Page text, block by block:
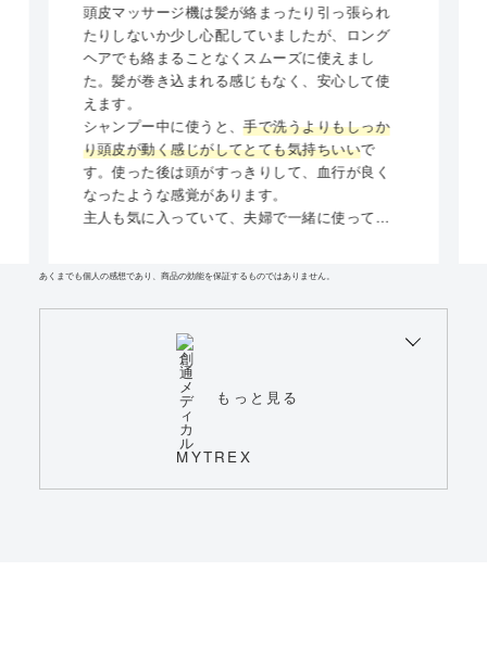
頭皮マッサージ機は髪が絡まったり引っ張られ
たりしないか少し心配していましたが、ロング
ヘアでも絡まることなくスムーズに使えまし
た。髪が巻き込まれる感じもなく、安心して使
えます。
シャンプー中に使うと、手で洗うよりもしっか
り頭皮が動く感じがしてとても気持ちいいで
す。使った後は頭がすっきりして、血行が良く
なったような感覚があります。
主人も気に入っていて、夫婦で一緒に使ってい
あくまでも個人の感想であり、商品の効能を保証するものではありません。
もっと見る